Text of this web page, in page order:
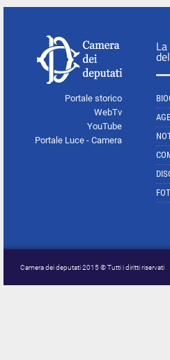
Portale storico
WebTv
YouTube
Portale Luce - Camera
Camera dei deputati 2015 © Tutti i diritti riservati